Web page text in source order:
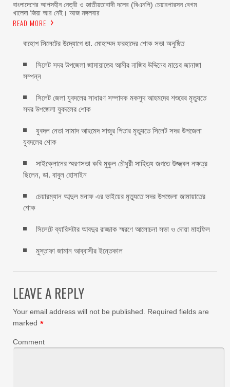
বাংলাদেশের আপসহীন নেত্রী ও জাতীয়তাবাদী দলের (বিএনপি) চেয়ারপারসন বেগম
খালেদা জিয়া আর নেই। আজ মঙ্গলবার
READ MORE
বাহোপ সিলেটের উদ্যোগে ডা. মোহাম্মদ ফরহাদের শোক সভা অনুষ্ঠিত
সিলেট সদর উপজেলা জামায়াতের আমীর নাজির উদ্দিনের মায়ের জানাজা
সম্পন্ন
সিলেট জেলা যুবদলের সাধারণ সম্পাদক মকসুদ আহমদের শশুরের মৃত্যুতে
সদর উপজেলা যুবদলের শোক
যুবদল নেতা সামাদ আহমেদ সাজুর পিতার মৃত্যুতে সিলেট সদর উপজেলা
যুবদলের শোক
সাইক্লোনের স্মরণসভা কবি মুকুল চৌধুরী সাহিত্য জগতে উজ্জ্বল নক্ষত্র
ছিলেন, ডা. বাবুল হোসাইন
চেয়ারম্যান আব্দুল মনাফ এর ভাইয়ের মৃত্যুতে সদর উপজেলা জামায়াতের
শোক
সিলেটে ব্যারিসটার আবদুর রাজ্জাক স্মরণে আলোচনা সভা ও দোয়া মাহফিল
মুস্তাফা জামান আব্বাসীর ইন্তেকাল
LEAVE A REPLY
Your email address will not be published.
Required fields are
marked *
Comment